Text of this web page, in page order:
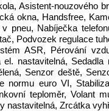
Asistent-nouzového
okna, Handsfree,
pneu, Nabíječka
Podvozek regulace
ASR, Pérování
nastavitelná,
Senzor deště,
normu euro VI,
teploměr, Volant
nastavitelná, Zrcátka